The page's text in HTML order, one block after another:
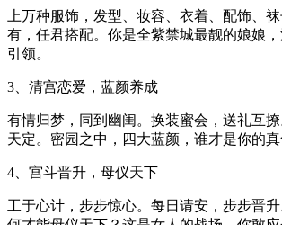
上万种服饰，发型、妆容、衣着、配饰、
有，任君搭配。你是全紫禁城最靓的娘娘
引领。
3、清宫恋爱，蓝颜养成
有情归梦，同到幽闺。换装蜜会，送礼互
天定。密园之中，四大蓝颜，谁才是你的真
4、宫斗晋升，母仪天下
工于心计，步步惊心。每日请安，步步晋